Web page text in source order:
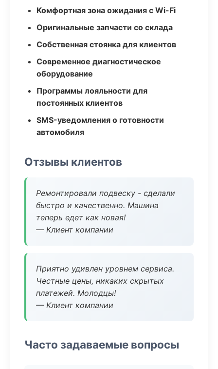
Комфортная зона ожидания с Wi-Fi
Оригинальные запчасти со склада
Собственная стоянка для клиентов
Современное диагностическое
оборудование
Программы лояльности для
постоянных клиентов
SMS-уведомления о готовности
автомобиля
Отзывы клиентов
Ремонтировали подвеску - сделали
быстро и качественно. Машина
теперь едет как новая!
— Клиент компании
Приятно удивлен уровнем сервиса.
Честные цены, никаких скрытых
платежей. Молодцы!
— Клиент компании
Часто задаваемые вопросы